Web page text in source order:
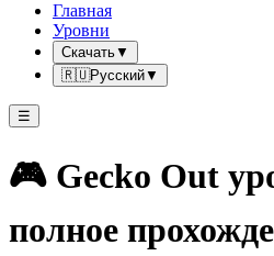
Главная
Уровни
Скачать▼
🇷🇺Русский▼
☰
🎮 Gecko Out
полное